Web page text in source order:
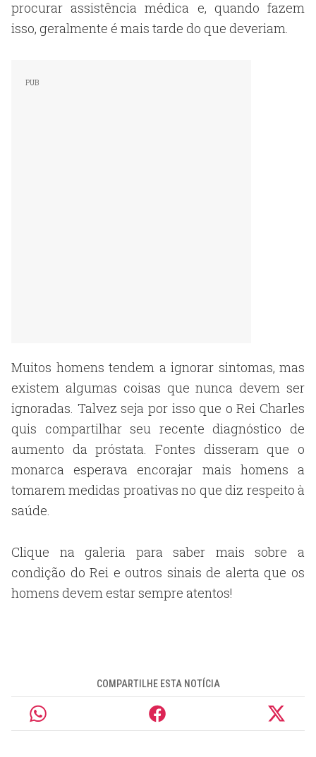
procurar assistência médica e, quando fazem
isso, geralmente é mais tarde do que deveriam.
Muitos homens tendem a ignorar sintomas, mas
existem algumas coisas que nunca devem ser
ignoradas. Talvez seja por isso que o Rei Charles
quis compartilhar seu recente diagnóstico de
aumento da próstata. Fontes disseram que o
monarca esperava encorajar mais homens a
tomarem medidas proativas no que diz respeito à
saúde.
Clique na galeria para saber mais sobre a
condição do Rei e outros sinais de alerta que os
homens devem estar sempre atentos!
COMPARTILHE ESTA NOTÍCIA